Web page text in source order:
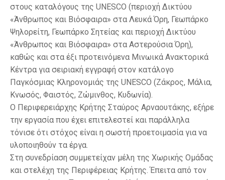
στους καταλόγους της UNESCO (περιοχή Δικτύου
«Άνθρωπος και Βιόσφαιρα» στα Λευκά Όρη, Γεωπάρκο
Ψηλορείτη, Γεωπάρκο Σητείας και περιοχή Δικτύου
«Άνθρωπος και Βιόσφαιρα» στα Αστερούσια Όρη),
καθώς και στα έξι προτεινόμενα Μινωικά Ανακτορικά
Κέντρα για σειριακή εγγραφή στον κατάλογο
Παγκόσμιας Κληρονομιάς της UNESCO (Ζάκρος, Μάλια,
Κνωσός, Φαιστός, Ζώμινθος, Κυδωνία).
Ο Περιφερειάρχης Κρήτης Σταύρος Αρναουτάκης, εξήρε
την εργασία που έχει επιτελεστεί και παράλληλα
τόνισε ότι στόχος είναι η σωστή προετοιμασία για να
υλοποιηθούν τα έργα.
Στη συνεδρίαση συμμετείχαν μέλη της Χωρικής Ομάδας
και στελέχη της Περιφέρειας Κρήτης. Έπειτα από τον